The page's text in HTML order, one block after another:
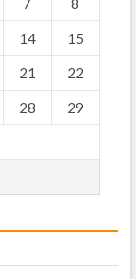
7 8
14 15
21 22
28 29